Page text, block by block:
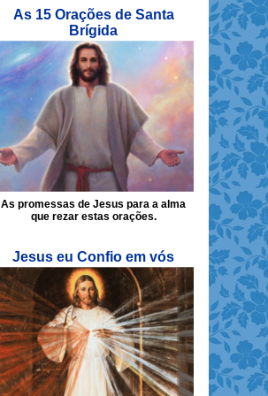
As 15 Orações de Santa
Brígida
As promessas de Jesus para a alma
que rezar estas orações.
Jesus eu Confio em vós